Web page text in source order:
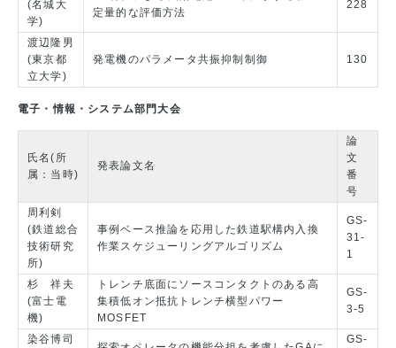
(名城大
学)
定量的な評価方法
228
渡辺隆男
(東京都
立大学)
発電機のパラメータ共振抑制制御 130
電子・情報・システム部門大会
氏名(所
属：当時)
発表論文名
論
文
番
号
周利剣
(鉄道総合
技術研究
所)
事例ベース推論を応用した鉄道駅構内入換
作業スケジューリングアルゴリズム
GS-
31-
1
杉 祥夫
(富士電
機)
トレンチ底面にソースコンタクトのある高
集積低オン抵抗トレンチ横型パワー
MOSFET
GS-
3-5
染谷博司
GS-